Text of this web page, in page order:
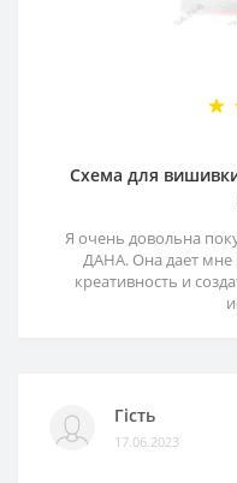
Схема для
Я очень довольна
ДАНА. Она дает мне
креативность и
Гість
17.06.2023